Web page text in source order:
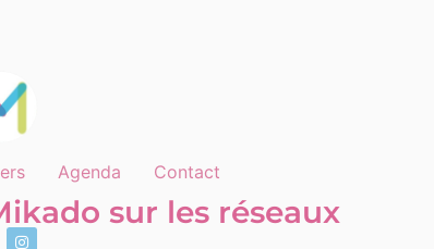
Agenda Contact
sur les réseaux